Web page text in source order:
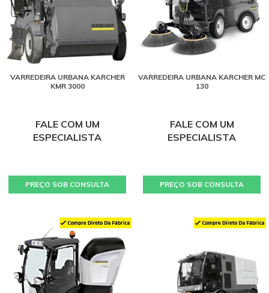
VARREDEIRA URBANA KARCHER
KMR 3000
FALE COM UM
ESPECIALISTA
PREÇO SOB CONSULTA
VARREDEIRA URBANA KARCHER MC
130
FALE COM UM
ESPECIALISTA
PREÇO SOB CONSULTA